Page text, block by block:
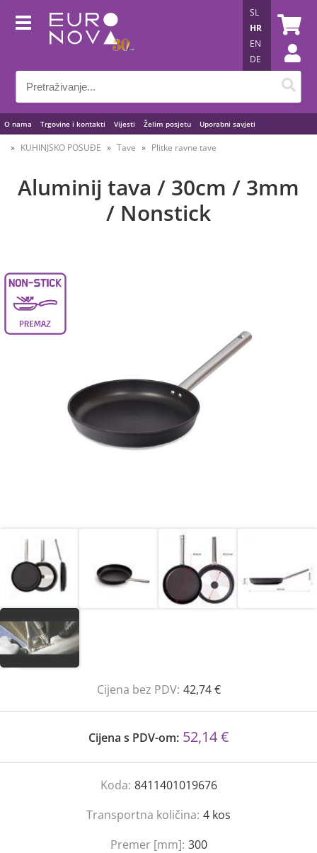
O nama Trgovine i kontakti Vijesti Želim posjetu Uporabni savjeti
SL
HR
EN
DE
KUHINJSKO POSUĐE Tave Plitke ravne tave
Aluminij tava / 30cm / 3mm
/ Nonstick
Cijena bez PDV: 42,74 €
Cijena s PDV-om: 52,14 €
Koda: 8411401019676
Transportna količina: 4 kos
Premer [mm]: 300